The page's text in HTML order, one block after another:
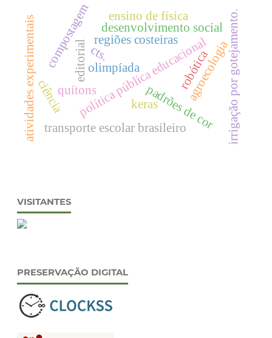
editorial olimpíada
política pública educacional
transporte escolar brasileiro
padrões de cor
quítons
regiões costeiras
robótica
keras
desenvolvimento social irrigação por gotejamento.
cts. agroecologia
compostagem ensino de física
atividades experimentaisciência
VISITANTES
PRESERVAÇÃO DIGITAL